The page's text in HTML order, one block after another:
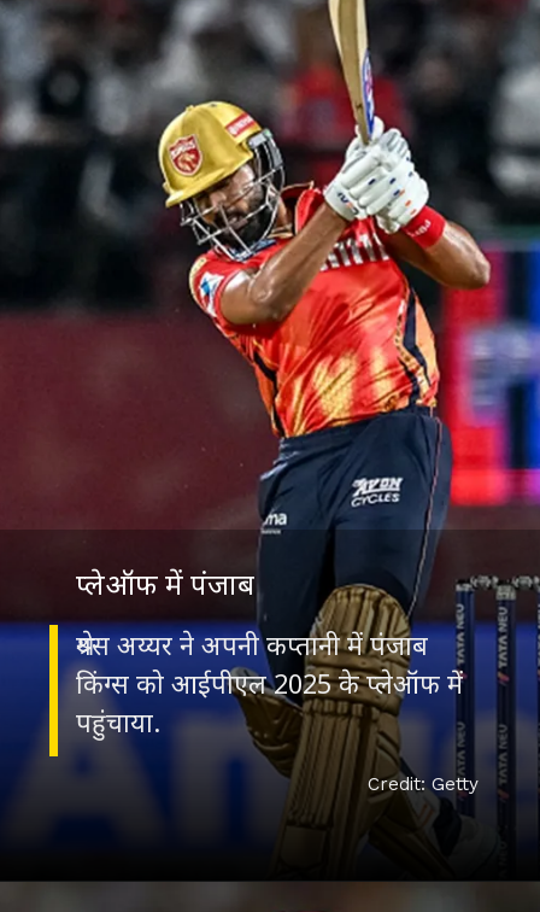
श्रेयस अय्यर ने अपनी कप्‍तानी में पंजाब
किंग्‍स को आईपीएल 2025 के प्‍लेऑफ में
पहुंचाया.
प्‍लेऑफ में पंजाब